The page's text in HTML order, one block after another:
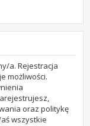
a. Rejestracja
możliwości.
oraz politykę
wszystkie